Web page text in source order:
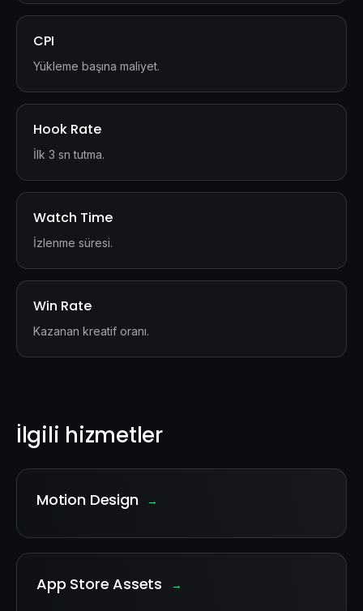
CPI
Yükleme başına maliyet.
Hook Rate
İlk 3 sn tutma.
Watch Time
İzlenme süresi.
Win Rate
Kazanan kreatif oranı.
İlgili hizmetler
Motion Design →
App Store Assets →